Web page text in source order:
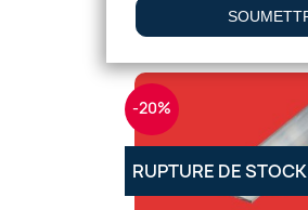
-20%
RUPTURE DE STOCK